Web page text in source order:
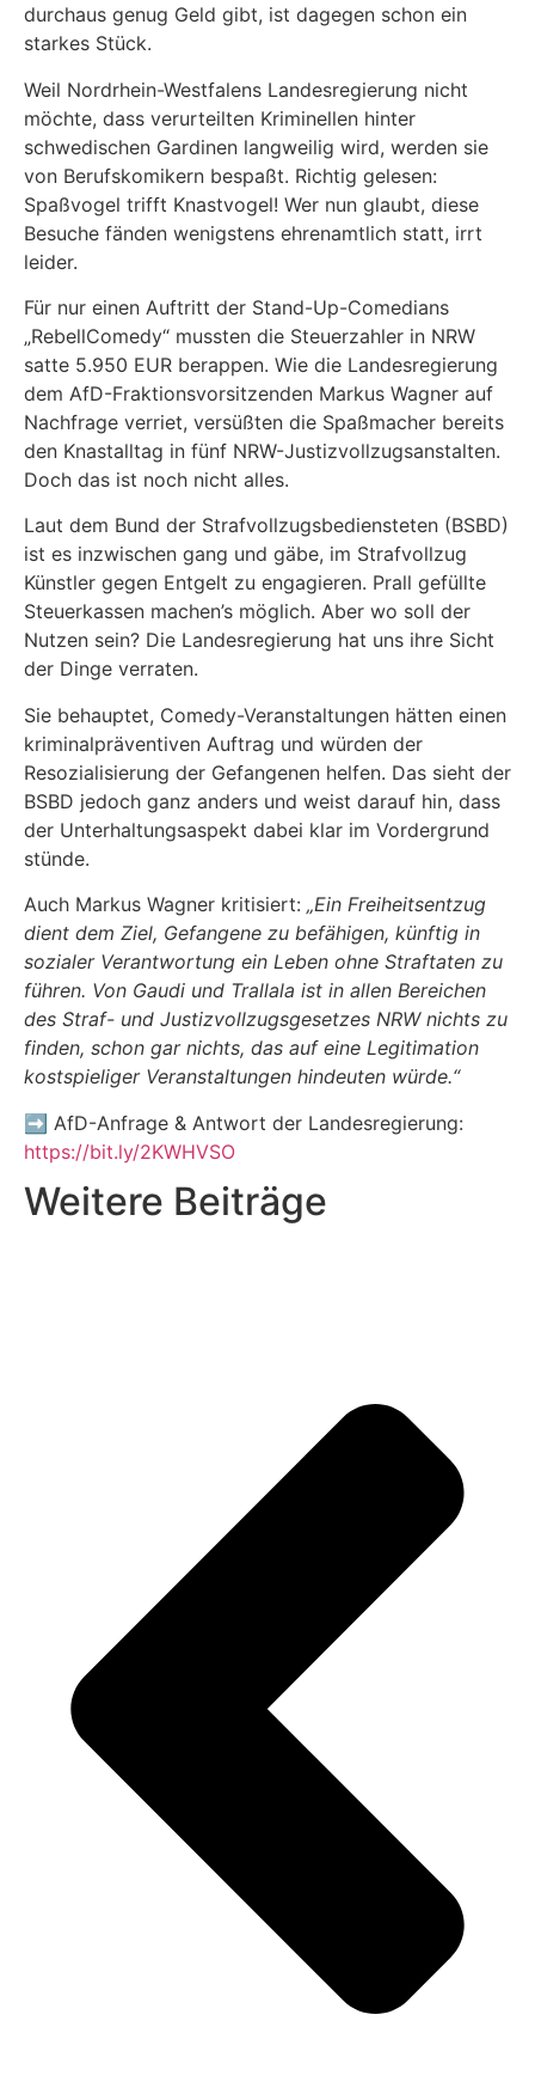
durchaus genug Geld gibt, ist dagegen schon ein
starkes Stück.
Weil Nordrhein-Westfalens Landesregierung nicht
möchte, dass verurteilten Kriminellen hinter
schwedischen Gardinen langweilig wird, werden sie
von Berufskomikern bespaßt. Richtig gelesen:
Spaßvogel trifft Knastvogel! Wer nun glaubt, diese
Besuche fänden wenigstens ehrenamtlich statt, irrt
leider.
Für nur einen Auftritt der Stand-Up-Comedians
„RebellComedy“ mussten die Steuerzahler in NRW
satte 5.950 EUR berappen. Wie die Landesregierung
dem AfD-Fraktionsvorsitzenden Markus Wagner auf
Nachfrage verriet, versüßten die Spaßmacher bereits
den Knastalltag in fünf NRW-Justizvollzugsanstalten.
Doch das ist noch nicht alles.
Laut dem Bund der Strafvollzugsbediensteten (BSBD)
ist es inzwischen gang und gäbe, im Strafvollzug
Künstler gegen Entgelt zu engagieren. Prall gefüllte
Steuerkassen machen’s möglich. Aber wo soll der
Nutzen sein? Die Landesregierung hat uns ihre Sicht
der Dinge verraten.
Sie behauptet, Comedy-Veranstaltungen hätten einen
kriminalpräventiven Auftrag und würden der
Resozialisierung der Gefangenen helfen. Das sieht der
BSBD jedoch ganz anders und weist darauf hin, dass
der Unterhaltungsaspekt dabei klar im Vordergrund
stünde.
Auch Markus Wagner kritisiert: „Ein Freiheitsentzug
dient dem Ziel, Gefangene zu befähigen, künftig in
sozialer Verantwortung ein Leben ohne Straftaten zu
führen. Von Gaudi und Trallala ist in allen Bereichen
des Straf- und Justizvollzugsgesetzes NRW nichts zu
finden, schon gar nichts, das auf eine Legitimation
kostspieliger Veranstaltungen hindeuten würde.“
➡ AfD-Anfrage & Antwort der Landesregierung:
https://bit.ly/2KWHVSO
Weitere Beiträge